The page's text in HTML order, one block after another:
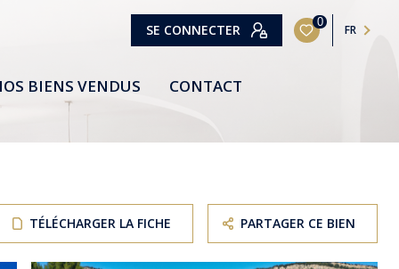
SE CONNECTER 0
FR
BIENS VENDUS CONTACT
TÉLÉCHARGER LA FICHE PARTAGER CE BIEN